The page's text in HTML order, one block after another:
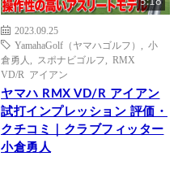
5:18
2023.09.25
YamahaGolf（ヤマハゴルフ）
小
倉勇人
スポナビゴルフ
RMX
VD/R アイアン
ヤマハ RMX VD/R アイアン
試打インプレッション 評価・
クチコミ｜クラブフィッター
小倉勇人